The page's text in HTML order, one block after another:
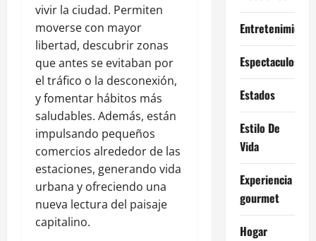
vivir la ciudad. Permiten
moverse con mayor
libertad, descubrir zonas
que antes se evitaban por
el tráfico o la desconexión,
y fomentar hábitos más
saludables. Además, están
impulsando pequeños
comercios alrededor de las
estaciones, generando vida
urbana y ofreciendo una
nueva lectura del paisaje
capitalino.
Entretenimiento
Espectaculos
Estados
Estilo De
Vida
Experiencia
gourmet
Hogar